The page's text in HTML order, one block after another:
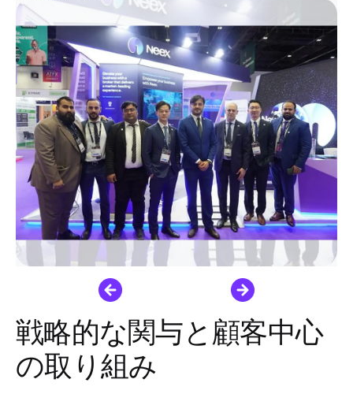
戦略的な関与と顧客中心
の取り組み